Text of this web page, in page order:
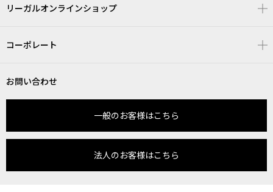
リーガルオンラインショップ
コーポレート
お問い合わせ
一般のお客様はこちら
法人のお客様はこちら